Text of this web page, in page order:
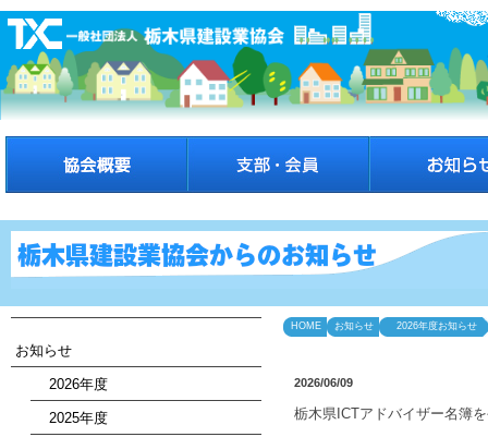
お知らせ
2026年度
2025年度
HOME お知らせ 2026年度お知らせ
2026/06/09
栃木県ICTアドバイザー名簿